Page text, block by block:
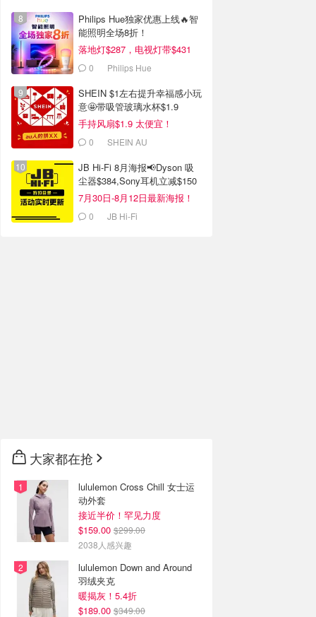
Philips Hue独家优惠上线🔥智
能照明全场8折！
落地灯$287，电视灯带$431
0 Philips Hue
SHEIN $1左右提升幸福感小玩
意🤩带吸管玻璃水杯$1.9
手持风扇$1.9 太便宜！
0 SHEIN AU
JB Hi-Fi 8月海报📢Dyson 吸
尘器$384,Sony耳机立减$150
7月30日-8月12日最新海报！
0 JB Hi-Fi
大家都在抢
lululemon Cross Chill 女士运
动外套
接近半价！罕见力度
$159.00 $299.00
2038人感兴趣
lululemon Down and Around
羽绒夹克
暖揭灰！5.4折
$189.00 $349.00